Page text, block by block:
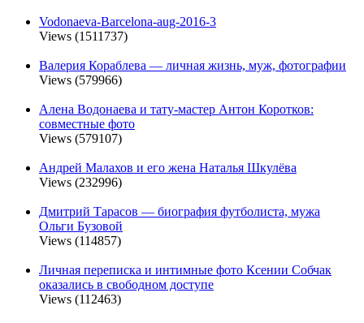
Vodonaeva-Barcelona-aug-2016-3
Views (1511737)
Валерия Кораблева — личная жизнь, муж, фотографии
Views (579966)
Алена Водонаева и тату-мастер Антон Коротков:
совместные фото
Views (579107)
Андрей Малахов и его жена Наталья Шкулёва
Views (232996)
Дмитрий Тарасов — биография футболиста, мужа
Ольги Бузовой
Views (114857)
Личная переписка и интимные фото Ксении Собчак
оказались в свободном доступе
Views (112463)